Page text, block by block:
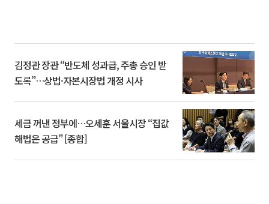
김정관 장관 “반도체 성과급, 주총 승인 받
도록”…상법·자본시장법 개정 시사
세금 꺼낸 정부에…오세훈 서울시장 “집값
해법은 공급” [종합]